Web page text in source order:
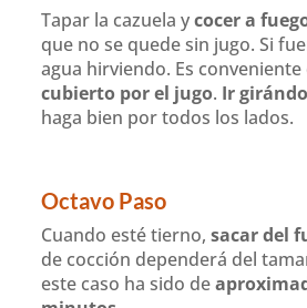
Tapar la cazuela ycocer a
que no se quede sin jugo. Si
agua hirviendo. Es
cubierto por el jugo. Ir
haga bien por todos los lados.
Octavo Paso
Cuando esté tierno,sacar del
de cocción dependerá del
este caso ha sido de